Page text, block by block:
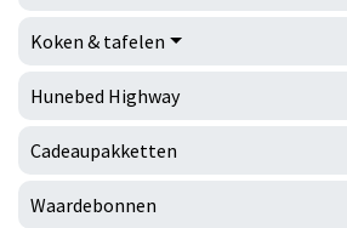
Koken & tafelen
Hunebed Highway
Cadeaupakketten
Waardebonnen